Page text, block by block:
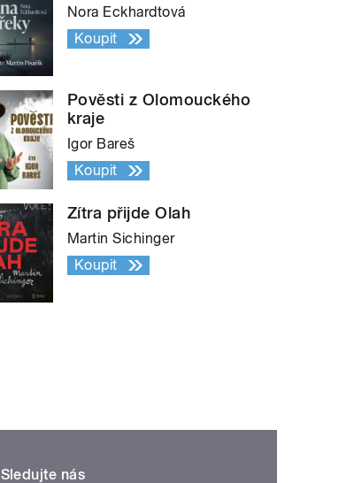
Nora Eckhardtová
Koupit
Pověsti z Olomouckého
kraje
Igor Bareš
Koupit
Zítra přijde Olah
Martin Sichinger
Koupit
Sledujte nás